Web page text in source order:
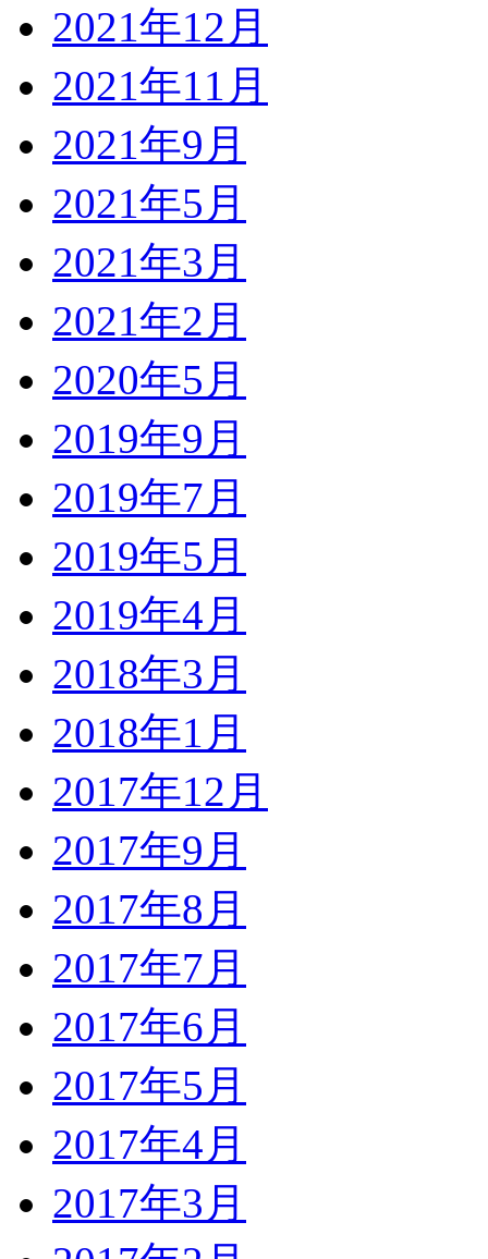
2021年12月
2021年11月
2021年9月
2021年5月
2021年3月
2021年2月
2020年5月
2019年9月
2019年7月
2019年5月
2019年4月
2018年3月
2018年1月
2017年12月
2017年9月
2017年8月
2017年7月
2017年6月
2017年5月
2017年4月
2017年3月